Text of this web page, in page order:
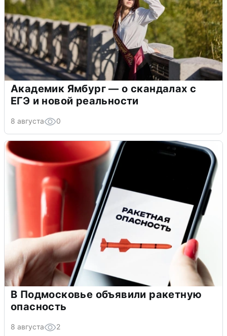
Академик Ямбург — о скандалах с
ЕГЭ и новой реальности
8 августа 0
В Подмосковье объявили ракетную
опасность
8 августа 2